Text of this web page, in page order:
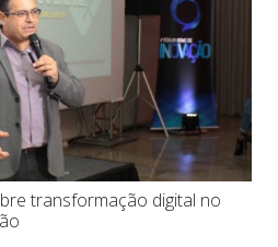
transformação digital no